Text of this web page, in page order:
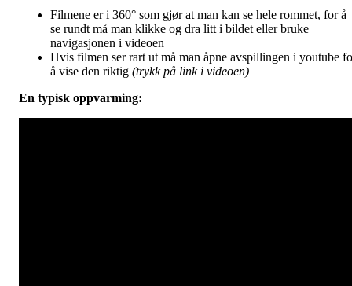
Filmene er i 360° som gjør at man kan se hele rommet, for å
se rundt må man klikke og dra litt i bildet eller bruke
navigasjonen i videoen
Hvis filmen ser rart ut må man åpne avspillingen i youtube
å vise den riktig (trykk på link i videoen)
En typisk oppvarming: